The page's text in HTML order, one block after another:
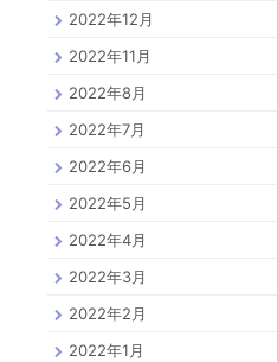
2022年12月
2022年11月
2022年8月
2022年7月
2022年6月
2022年5月
2022年4月
2022年3月
2022年2月
2022年1月